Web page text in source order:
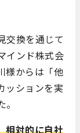
交換を通じて
インド株式会
様からは「他
ッションを実
相対的に自社